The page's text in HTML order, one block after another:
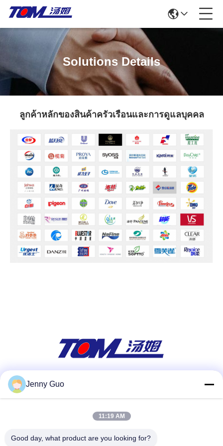
Solutions Details
ลูกค้าหลักของสินค้าครัวเรือนและการดูแลบุคคล
Jenny Guo
11:19 AM
Good day, what product are you looking for?